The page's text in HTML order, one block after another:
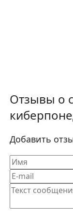
Отзывы о
Добавить